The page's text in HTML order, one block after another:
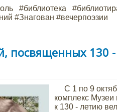
#библиотека
#Знагован #вечерпоэзии
посвященных 130 -
С 1 по 9
комплекс
к 130 - летию